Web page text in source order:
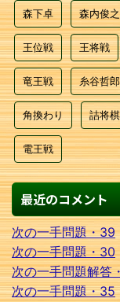
森下卓 森内俊之
王位戦 王将戦
竜王戦 糸谷哲郎
角換わり 詰将棋
電王戦
最近のコメント
次の一手問題・39
次の一手問題・30
次の一手問題解答
次の一手問題・35